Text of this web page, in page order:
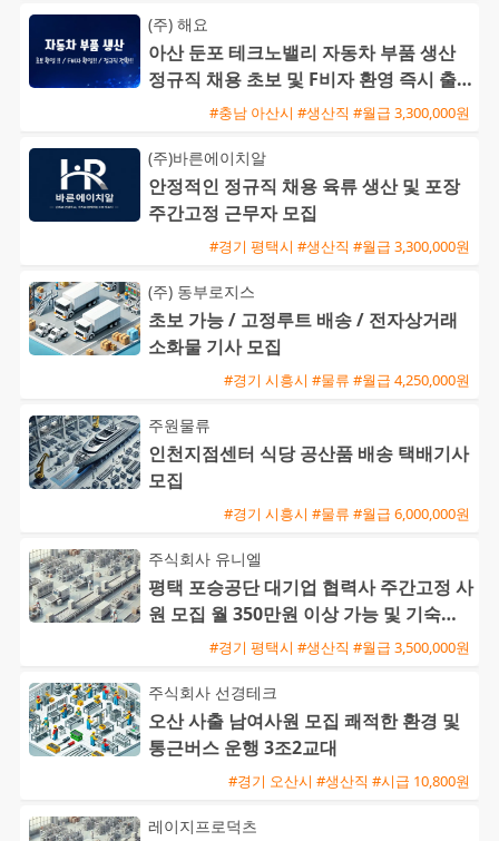
(주) 해요
아산 둔포 테크노밸리 자동차 부품 생산
정규직 채용 초보 및 F비자 환영 즉시 출
#충남 아산시 #생산직 #월급 3,300,000원
(주)바른에이치알
안정적인 정규직 채용 육류 생산 및 포장
주간고정 근무자 모집
#경기 평택시 #생산직 #월급 3,300,000원
(주) 동부로지스
초보 가능 / 고정루트 배송 / 전자상거래
소화물 기사 모집
#경기 시흥시 #물류 #월급 4,250,000원
주원물류
인천지점센터 식당 공산품 배송 택배기사
모집
#경기 시흥시 #물류 #월급 6,000,000원
주식회사 유니엘
평택 포승공단 대기업 협력사 주간고정 사
원 모집 월 350만원 이상 가능 및 기숙사
#경기 평택시 #생산직 #월급 3,500,000원
주식회사 선경테크
오산 사출 남여사원 모집 쾌적한 환경 및
통근버스 운행 3조2교대
#경기 오산시 #생산직 #시급 10,800원
레이지프로덕츠